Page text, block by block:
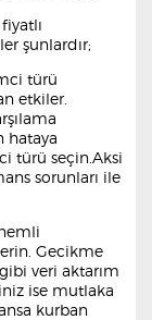
şunlardır;
türü
etkiler.
hataya
türü seçin.Aksi
sorunları ile
Gecikme
veri aktarım
ise mutlaka
kurban